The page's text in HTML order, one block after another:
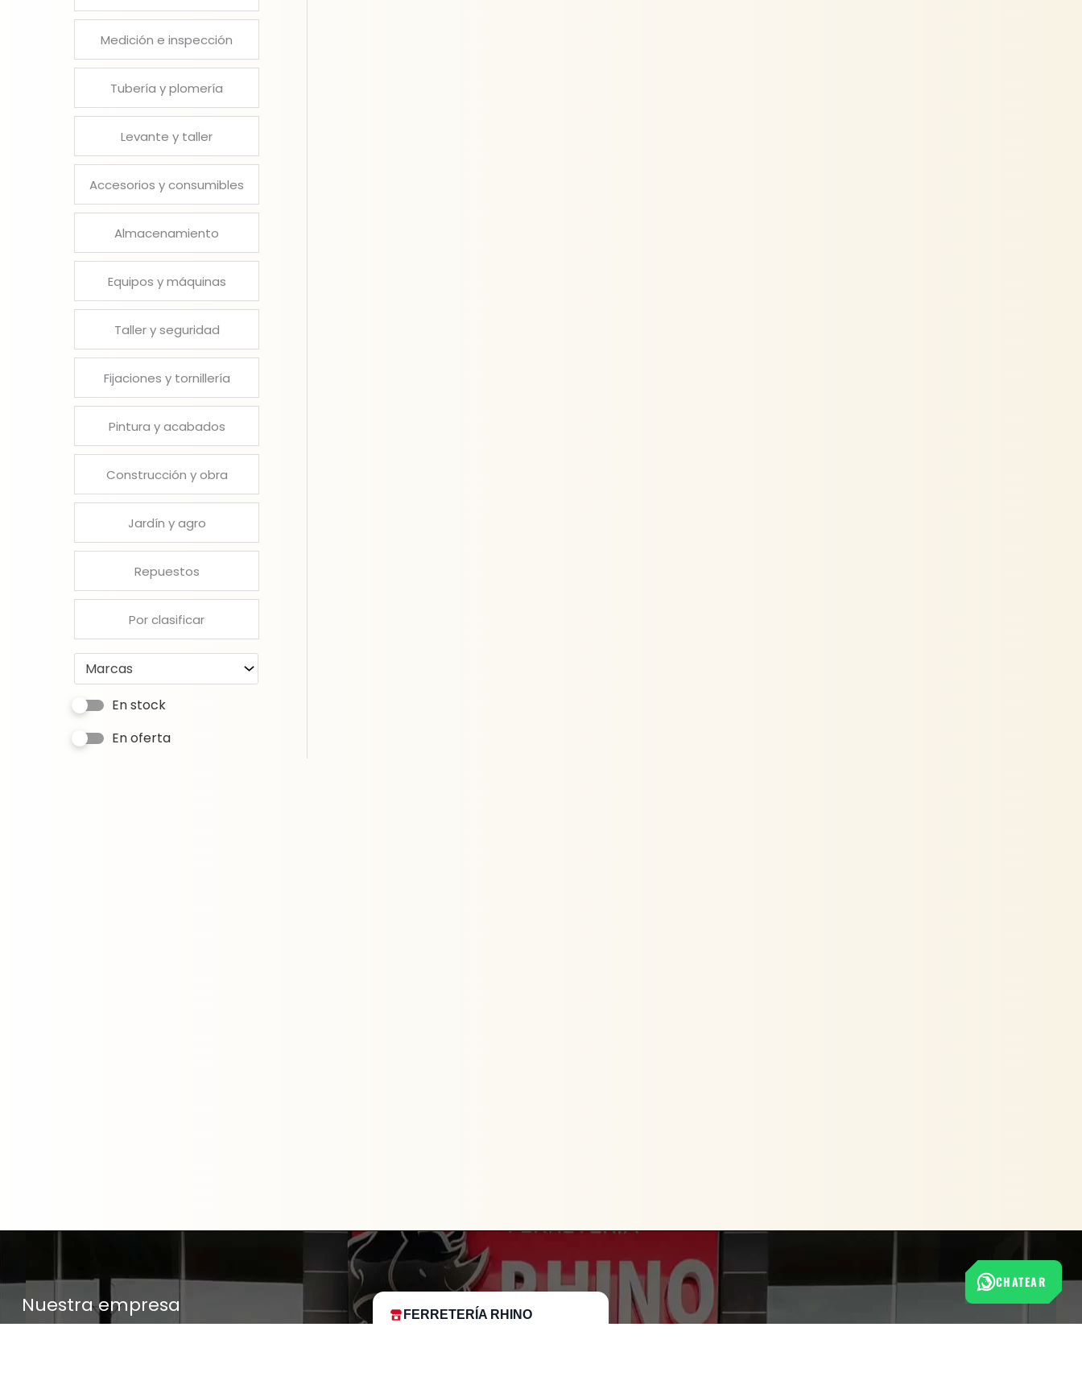
Medición e inspección
Tubería y plomería
Levante y taller
Accesorios y consumibles
Almacenamiento
Equipos y máquinas
Taller y seguridad
Fijaciones y tornillería
Pintura y acabados
Construcción y obra
Jardín y agro
Repuestos
Por clasificar
Marcas
En stock
En oferta
Nuestra empresa FERRETERÍA RHINO
CHATEAR